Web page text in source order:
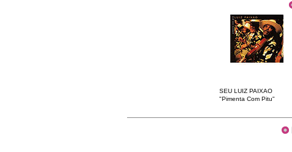
SEU LUIZ PAIXAO
"Pimenta Com Pitu"